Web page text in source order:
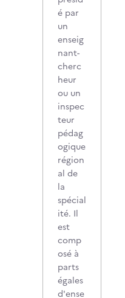
é par
un
enseig
nant-
cherc
heur
ou un
inspec
teur
pédag
ogique
région
al de
la
spécial
ité. Il
est
comp
osé à
parts
égales
d'ense